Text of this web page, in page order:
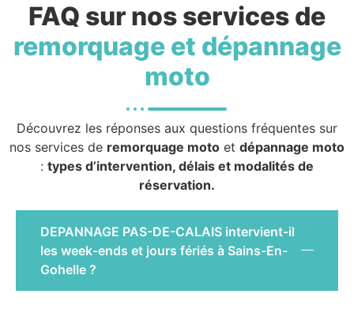
FAQ sur nos services de
remorquage et dépannage
moto
Découvrez les réponses aux questions fréquentes sur
nos services de remorquage moto et dépannage moto
: types d’intervention, délais et modalités de
réservation.
DEPANNAGE PAS-DE-CALAIS intervient-il
les week-ends et jours fériés à Sains-En-
Gohelle ?